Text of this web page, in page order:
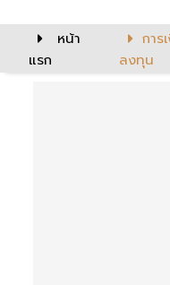
หน้า
แรก
การ
ลงทุน